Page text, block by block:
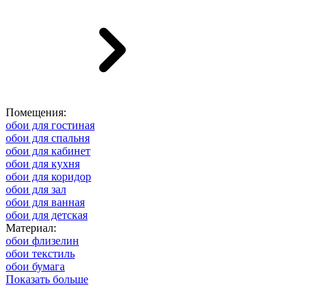
Помещения:
обои для гостиная
обои для спальня
обои для кабинет
обои для кухня
обои для коридор
обои для зал
обои для ванная
обои для детская
Материал:
обои флизелин
обои текстиль
обои бумага
Показать больше